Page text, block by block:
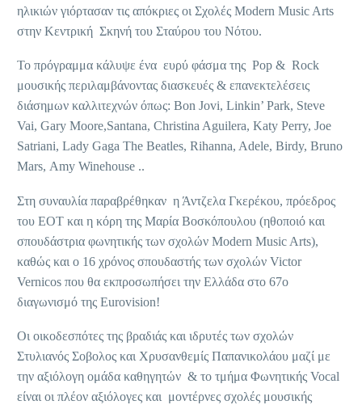
ηλικιών γιόρτασαν τις απόκριες οι Σχολές Modern Music Arts
στην Κεντρική Σκηνή του Σταύρου του Νότου.
Το πρόγραμμα κάλυψε ένα ευρύ φάσμα της Pop & Rock
μουσικής περιλαμβάνοντας διασκευές & επανεκτελέσεις
διάσημων καλλιτεχνών όπως: Bon Jovi, Linkin’ Park, Steve
Vai, Gary Moore,Santana, Christina Aguilera, Katy Perry, Joe
Satriani, Lady Gaga The Beatles, Rihanna, Adele, Birdy, Bruno
Mars, Αmy Winehouse ..
Στη συναυλία παραβρέθηκαν η Άντζελα Γκερέκου, πρόεδρος
του ΕΟΤ και η κόρη της Μαρία Βοσκόπουλου (ηθοποιό και
σπουδάστρια φωνητικής των σχολών Modern Music Arts),
καθώς και ο 16 χρόνος σπουδαστής των σχολών Victor
Vernicos που θα εκπροσωπήσει την Ελλάδα στο 67ο
διαγωνισμό της Eurovision!
Οι οικοδεσπότες της βραδιάς και ιδρυτές των σχολών
Στυλιανός Σοβολος και Χρυσανθεμίς Παπανικολάου μαζί με
την αξιόλογη ομάδα καθηγητών & το τμήμα Φωνητικής Vocal
είναι οι πλέον αξιόλογες και μοντέρνες σχολές μουσικής